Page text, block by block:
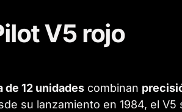
V5 rojo
12 unidadescombinan
su lanzamiento en 1984, el